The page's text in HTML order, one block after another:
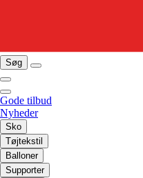
Søg
Gode tilbud
Nyheder
Sko
Tøjtekstil
Balloner
Supporter